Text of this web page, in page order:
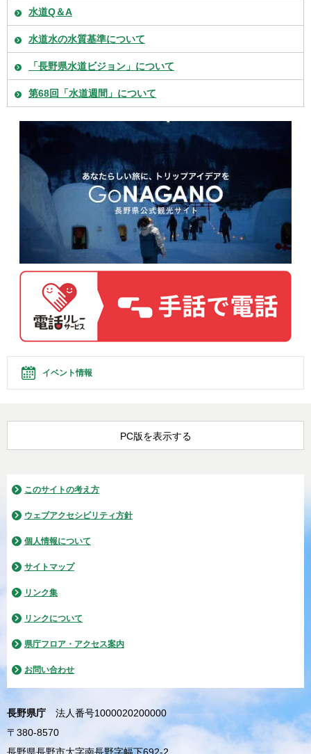
水道Q＆A
水道水の水質基準について
「長野県水道ビジョン」について
第68回「水道週間」について
イベント情報
PC版を表示する
このサイトの考え方
ウェブアクセシビリティ方針
個人情報について
サイトマップ
リンク集
リンクについて
県庁フロア・アクセス案内
お問い合わせ
長野県庁
法人番号1000020200000
〒380-8570